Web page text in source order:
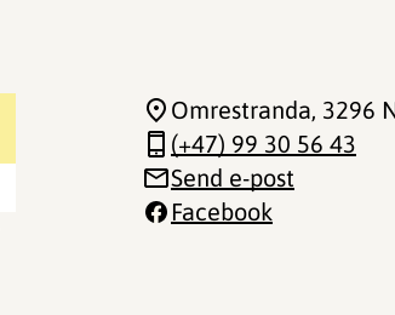
Omrestranda, 3296
(+47) 99 30 56 43
Send e-post
Facebook